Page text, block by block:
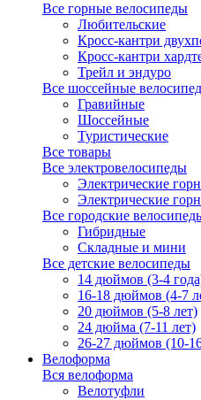
Все горные велосипеды
Любительские
Кросс-кантри
Кросс-кантри
Трейл и эндуро
Все шоссейные
Гравийные
Шоссейные
Туристические
Все товары
Все электровелосипеды
Электрические
Электрические
Все городские
Гибридные
Складные и мини
Все детские велосипеды
14 дюймов (3-4
16-18 дюймов (4-7
20 дюймов (5-8 лет)
24 дюйма (7-11 лет)
26-27 дюймов (10-
Велоформа
Вся велоформа
Велотуфли